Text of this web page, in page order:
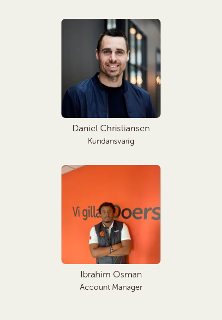
Daniel Christiansen
Kundansvarig
Ibrahim Osman
Account Manager